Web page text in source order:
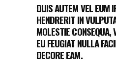
DUIS AUTEM VEL EUM
HENDRERIT IN
MOLESTIE
EU FEUGIAT NULLA
DECORE EAM.